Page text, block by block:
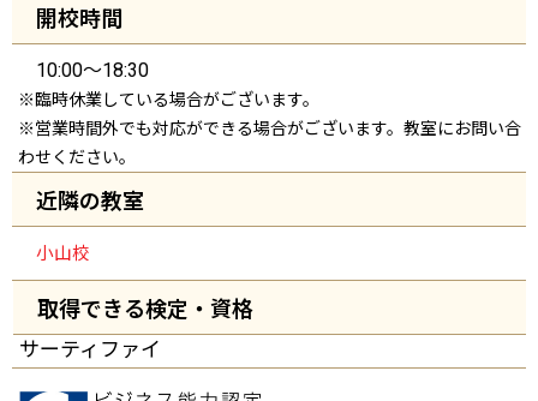
開校時間
10:00～18:30
※臨時休業している場合がございます。
※営業時間外でも対応ができる場合がございます。教室にお問い合
わせください。
近隣の教室
小山校
取得できる検定・資格
サーティファイ